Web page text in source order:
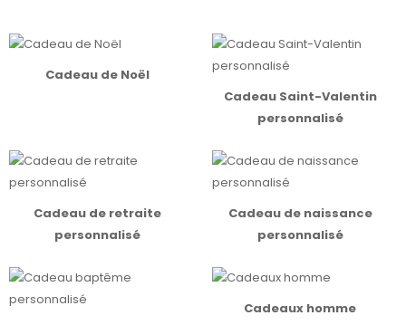
Cadeau de Noël
Cadeau Saint-Valentin
personnalisé
Cadeau de retraite
personnalisé
Cadeau de naissance
personnalisé
Cadeaux homme